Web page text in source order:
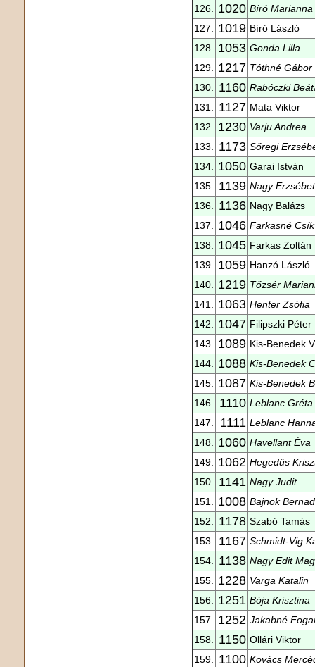
126.
1020 Bíró Marianna
127.
1019 Bíró László
128.
1053 Gonda Lilla
129.
1217 Tóthné Gábor
130.
1160 Rabóczki
131.
1127 Mata Viktor
132.
1230 Varju Andrea
133.
1173 Sőregi
134.
1050 Garai István
135.
1139 Nagy Erzsébet
136.
1136 Nagy Balázs
137.
1046 Farkasné
138.
1045 Farkas Zoltán
139.
1059 Hanzó László
140.
1219 Tőzsér
141.
1063 Henter Zsófia
142.
1047 Filipszki Péter
143.
1089 Kis-Benedek
144.
1088 Kis-Benedek
145.
1087 Kis-Benedek
146.
1110 Leblanc Gréta
147.
1111 Leblanc
148.
1060 Havellant Éva
149.
1062 Hegedűs
150.
1141 Nagy Judit
151.
1008 Bajnok
152.
1178 Szabó Tamás
153.
1167 Schmidt-Vig
154.
1138 Nagy Edit
155.
1228 Varga Katalin
156.
1251 Bója Krisztina
157.
1252 Jakabné
158.
1150 Ollári Viktor
159.
1100 Kovács